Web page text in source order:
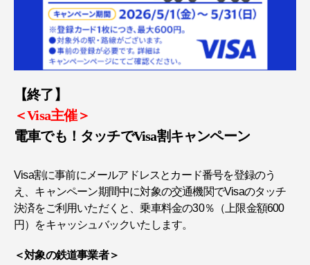
【終了】
＜Visa主催＞
電車でも！タッチでVisa割キャンペーン
Visa割に事前にメールアドレスとカード番号を登録のう
え、キャンペーン期間中に対象の交通機関でVisaのタッチ
決済をご利用いただくと、乗車料金の30％（上限金額600
円）をキャッシュバックいたします。
＜対象の鉄道事業者＞